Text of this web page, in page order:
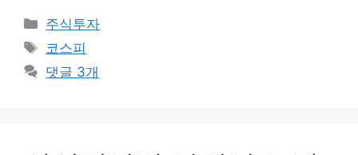
카
테
리
주식투자
태
그
코스피
댓글 3개